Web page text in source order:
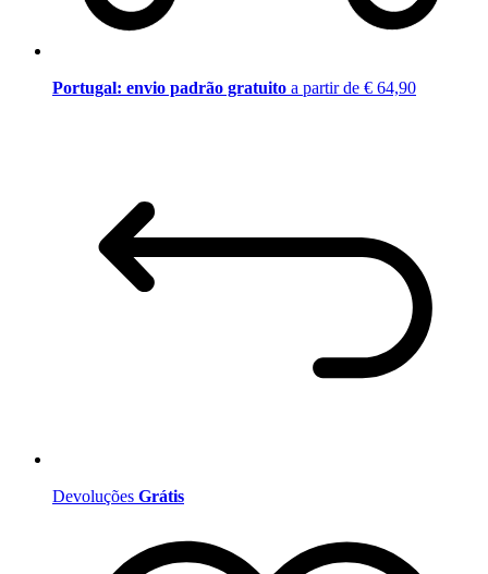
Portugal: envio padrão gratuito a partir de € 64,90
Devoluções Grátis